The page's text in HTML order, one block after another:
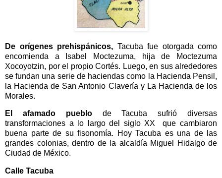
De orígenes prehispánicos, Tacuba fue otorgada como
encomienda a Isabel Moctezuma, hija de Moctezuma
Xocoyotzin, por el propio Cortés. Luego, en sus alrededores
se fundan una serie de haciendas como la Hacienda Pensil,
la Hacienda de San Antonio Clavería y La Hacienda de los
Morales.
El afamado pueblode Tacuba sufrió diversas
transformaciones a lo largo del siglo XX que cambiaron
buena parte de su fisonomía. Hoy Tacuba es una de las
grandes colonias, dentro de la alcaldía Miguel Hidalgo de
Ciudad de México.
Calle Tacuba